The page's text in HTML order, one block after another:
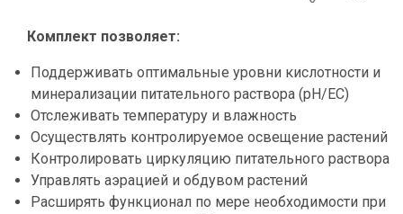
Комплект позволяет:
Поддерживать оптимальные уровни кислотности и
минерализации питательного раствора (pH/EC)
Отслеживать температуру и влажность
Осуществлять контролируемое освещение растений
Контролировать циркуляцию питательного раствора
Управлять аэрацией и обдувом растений
Расширять функционал по мере необходимости при